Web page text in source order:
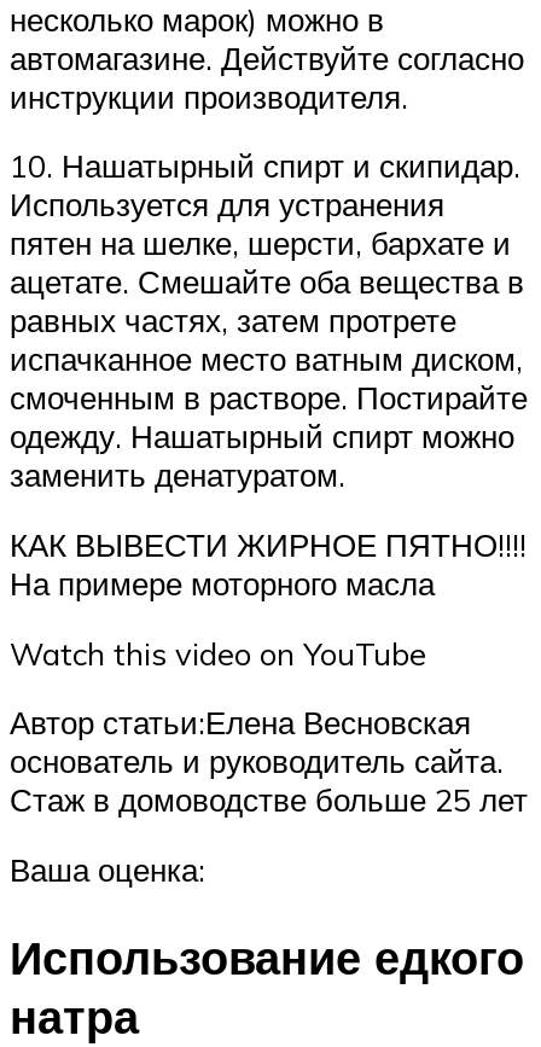
несколько марок) можно в
автомагазине. Действуйте согласно
инструкции производителя.
10. Нашатырный спирт и скипидар.
Используется для устранения
пятен на шелке, шерсти, бархате и
ацетате. Смешайте оба вещества в
равных частях, затем протрете
испачканное место ватным диском,
смоченным в растворе. Постирайте
одежду. Нашатырный спирт можно
заменить денатуратом.
КАК ВЫВЕСТИ ЖИРНОЕ ПЯТНО!!!!
На примере моторного масла
Watch this video on YouTube
Автор статьи:Елена Весновская
основатель и руководитель сайта.
Стаж в домоводстве больше 25 лет
Ваша оценка:
Использование едкого
натра